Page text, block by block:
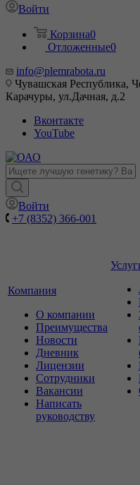
Войти
Корзина0
Отложенные0
info@plemrabota.ru
Чувашская Республика,
Карачуры, ул.Дачная, д.2
Вконтакте
YouTube
Войти
+7 (8352) 366-001
Компания
О компании
Преимущества
Новости
Дневник
Лицензии
Сотрудники
Вакансии
Написать
руководству